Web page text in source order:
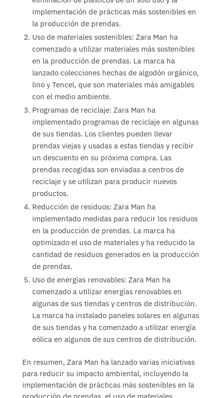
implementación de prácticas más sostenibles en
la producción de prendas.
Uso de materiales sostenibles: Zara Man ha
comenzado a utilizar materiales más sostenibles
en la producción de prendas. La marca ha
lanzado colecciones hechas de algodón orgánico,
lino y Tencel, que son materiales más amigables
con el medio ambiente.
Programas de reciclaje: Zara Man ha
implementado programas de reciclaje en algunas
de sus tiendas. Los clientes pueden llevar
prendas viejas y usadas a estas tiendas y recibir
un descuento en su próxima compra. Las
prendas recogidas son enviadas a centros de
reciclaje y se utilizan para producir nuevos
productos.
Reducción de residuos: Zara Man ha
implementado medidas para reducir los residuos
en la producción de prendas. La marca ha
optimizado el uso de materiales y ha reducido la
cantidad de residuos generados en la producción
de prendas.
Uso de energías renovables: Zara Man ha
comenzado a utilizar energías renovables en
algunas de sus tiendas y centros de distribución.
La marca ha instalado paneles solares en algunas
de sus tiendas y ha comenzado a utilizar energía
eólica en algunos de sus centros de distribución.
En resumen, Zara Man ha lanzado varias iniciativas
para reducir su impacto ambiental, incluyendo la
implementación de prácticas más sostenibles en la
producción de prendas, el uso de materiales